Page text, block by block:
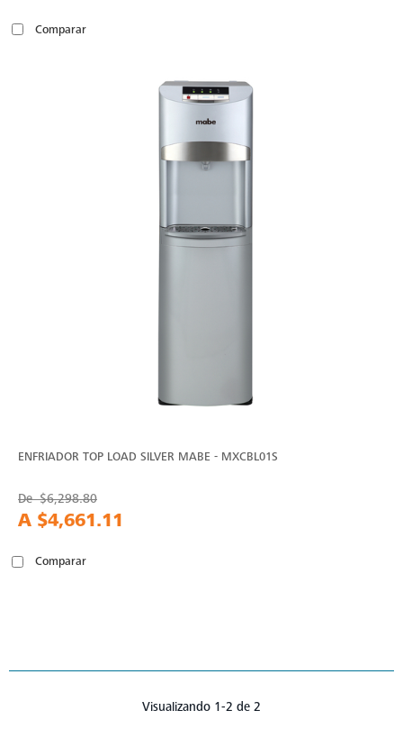
Comparar
ENFRIADOR TOP LOAD SILVER MABE - MXCBL01S
De$6,298.80
A $4,661.11
Comparar
Visualizando 1-2 de 2